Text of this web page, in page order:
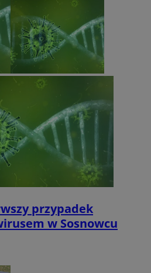
przypadek
w Sosnowcu